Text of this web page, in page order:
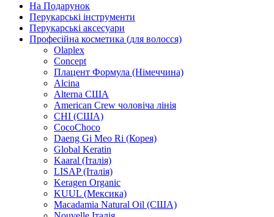
На Подарунок
Перукарські інструменти
Перукарські аксесуари
Професійна косметика (для волосся)
Olaplex
Concept
Плацент Формула (Німеччина)
Alcina
Alterna США
American Crew чоловіча лінія
CHI (США)
CocoChoco
Daeng Gi Meo Ri (Корея)
Global Keratin
Kaaral (Італія)
LISAP (Італія)
Keragen Organic
KUUL (Мексика)
Macadamia Natural Oil (США)